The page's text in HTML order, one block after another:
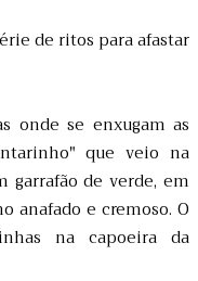
de ritos para afastar
onde se enxugam as
que veio na
de verde, em
anafado e cremoso. O
na capoeira da